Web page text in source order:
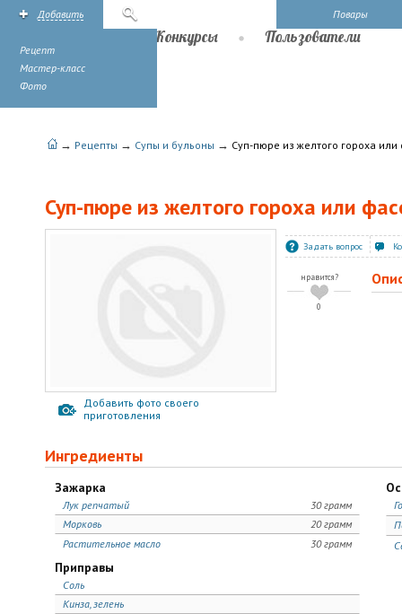
Повары
Добавить
Рецепт
Мастер-класс
Фото
Конкурсы Пользователи
→ Рецепты → Супы и бульоны → Суп-пюре из желтого гороха
Суп-пюре из желтого гороха или
Добавить фото своего
приготовления
Задать вопрос
нравится?
0
Ингредиенты
Зажарка
30 грамм
Лук репчатый
20 грамм
Морковь
30 грамм
Растительное масло
Приправы
Соль
Кинза, зелень